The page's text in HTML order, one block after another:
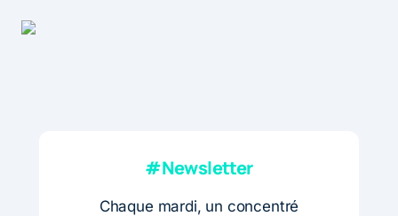
#Newsletter
Chaque mardi, un concentré